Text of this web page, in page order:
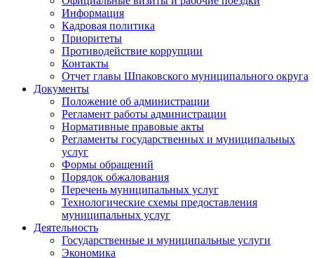
Информация
Кадровая политика
Приоритеты
Противодействие коррупции
Контакты
Отчет главы Шпаковского муниципального округа
Документы
Положение об администрации
Регламент работы администрации
Нормативные правовые акты
Регламенты государственных и муниципальных
услуг
Формы обращений
Порядок обжалования
Перечень муниципальных услуг
Технологические схемы предоставления
муниципальных услуг
Деятельность
Государственные и муниципальные услуги
Экономика